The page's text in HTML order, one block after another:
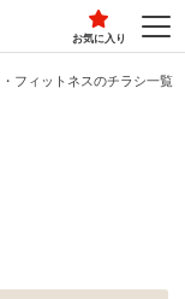
お気に入り
フィットネスのチラシ一覧